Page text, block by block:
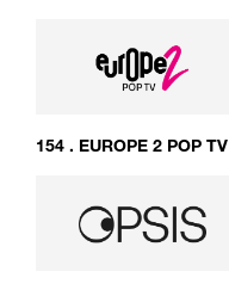
154 . EUROPE 2 POP TV